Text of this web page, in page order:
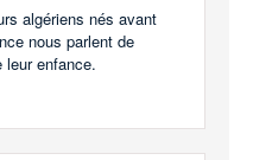
algériens nés avant
nous parlent de
leur enfance.